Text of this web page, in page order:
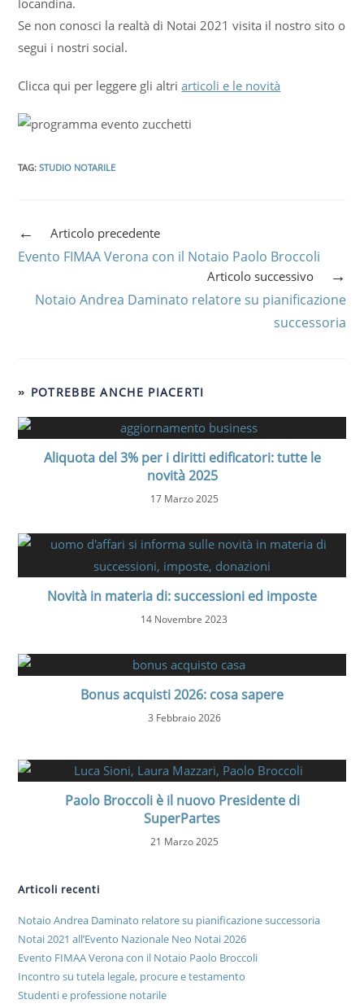
locandina.
Se non conosci la realtà di Notai 2021 visita il nostro sito o
segui i nostri social.
Clicca qui per leggere gli altriarticoli e le novità
TAG:STUDIO NOTARILE
Articolo precedente
Evento FIMAA Verona con il Notaio Paolo Broccoli
Articolo successivo
Notaio Andrea Daminato relatore su pianificazione
successoria
POTREBBE ANCHE PIACERTI
Aliquota del 3% per i diritti edificatori: tutte le
novità 2025
17 Marzo 2025
Novità in materia di: successioni ed imposte
14 Novembre 2023
Bonus acquisti 2026: cosa sapere
3 Febbraio 2026
Paolo Broccoli è il nuovo Presidente di
SuperPartes
21 Marzo 2025
Articoli recenti
Notaio Andrea Daminato relatore su pianificazione successoria
Notai 2021 all’Evento Nazionale Neo Notai 2026
Evento FIMAA Verona con il Notaio Paolo Broccoli
Incontro su tutela legale, procure e testamento
Studenti e professione notarile